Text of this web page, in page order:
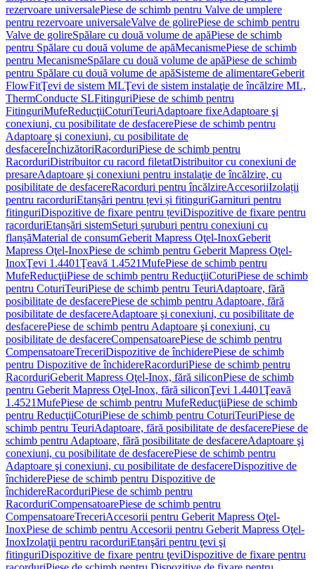
rezervoare universalePiese de schimb pentru Valve de umplere
pentru rezervoare universaleValve de golirePiese de schimb pentru
Valve de golireSpălare cu două volume de apăPiese de schimb
pentru Spălare cu două volume de apăMecanismePiese de schimb
pentru MecanismeSpălare cu două volume de apăPiese de schimb
pentru Spălare cu două volume de apăSisteme de alimentareGeberit
FlowFitŢevi de sistem MLŢevi de sistem instalaţie de încălzire ML,
ThermConducte SLFitinguriPiese de schimb pentru
FitinguriMufeReducţiiCoturiTeuriAdaptoare fixeAdaptoare şi
conexiuni, cu posibilitate de desfacerePiese de schimb pentru
Adaptoare şi conexiuni, cu posibilitate de
desfacereÎnchizătoriRacorduriPiese de schimb pentru
RacorduriDistribuitor cu racord filetatDistribuitor cu conexiuni de
presareAdaptoare şi conexiuni pentru instalaţie de încălzire, cu
posibilitate de desfacereRacorduri pentru încălzireAccesoriiIzolații
pentru racorduriEtanșări pentru țevi și fitinguriGarnituri pentru
fitinguriDispozitive de fixare pentru țeviDispozitive de fixare pentru
racorduriEtanșări sistemSeturi șuruburi pentru conexiuni cu
flanșăMaterial de consumGeberit Mapress Oţel-InoxGeberit
Mapress Oţel-InoxPiese de schimb pentru Geberit Mapress Oţel-
InoxŢevi 1.4401Ţeavă 1.4521MufePiese de schimb pentru
MufeReducţiiPiese de schimb pentru ReducţiiCoturiPiese de schimb
pentru CoturiTeuriPiese de schimb pentru TeuriAdaptoare, fără
posibilitate de desfacerePiese de schimb pentru Adaptoare, fără
posibilitate de desfacereAdaptoare şi conexiuni, cu posibilitate de
desfacerePiese de schimb pentru Adaptoare şi conexiuni, cu
posibilitate de desfacereCompensatoarePiese de schimb pentru
CompensatoareTreceriDispozitive de închiderePiese de schimb
pentru Dispozitive de închidereRacorduriPiese de schimb pentru
RacorduriGeberit Mapress Oţel-Inox, fără siliconPiese de schimb
pentru Geberit Mapress Oţel-Inox, fără siliconŢevi 1.4401Ţeavă
1.4521MufePiese de schimb pentru MufeReducţiiPiese de schimb
pentru ReducţiiCoturiPiese de schimb pentru CoturiTeuriPiese de
schimb pentru TeuriAdaptoare, fără posibilitate de desfacerePiese de
schimb pentru Adaptoare, fără posibilitate de desfacereAdaptoare şi
conexiuni, cu posibilitate de desfacerePiese de schimb pentru
Adaptoare şi conexiuni, cu posibilitate de desfacereDispozitive de
închiderePiese de schimb pentru Dispozitive de
închidereRacorduriPiese de schimb pentru
RacorduriCompensatoarePiese de schimb pentru
CompensatoareTreceriAccesorii pentru Geberit Mapress Oţel-
InoxPiese de schimb pentru Accesorii pentru Geberit Mapress Oţel-
InoxIzolaţii pentru racorduriEtanşări pentru ţevi şi
fitinguriDispozitive de fixare pentru ţeviDispozitive de fixare pentru